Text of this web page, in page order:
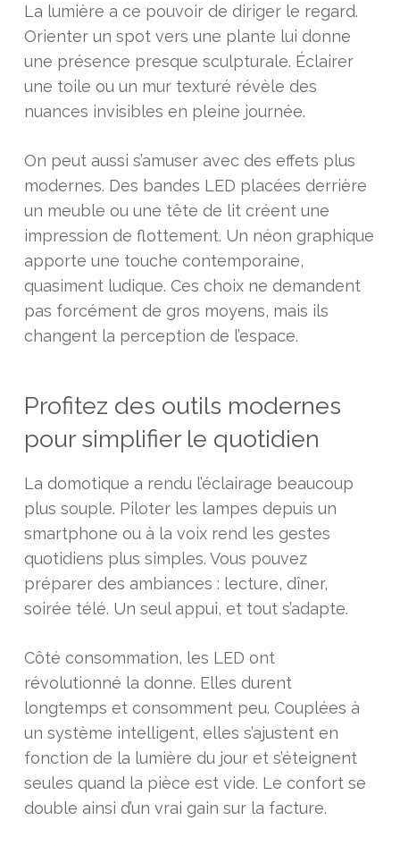
La lumière a ce pouvoir de diriger le regard.
Orienter un spot vers une plante lui donne
une présence presque sculpturale. Éclairer
une toile ou un mur texturé révèle des
nuances invisibles en pleine journée.
On peut aussi s’amuser avec des effets plus
modernes. Des bandes LED placées derrière
un meuble ou une tête de lit créent une
impression de flottement. Un néon graphique
apporte une touche contemporaine,
quasiment ludique. Ces choix ne demandent
pas forcément de gros moyens, mais ils
changent la perception de l’espace.
Profitez des outils modernes
pour simplifier le quotidien
La domotique a rendu l’éclairage beaucoup
plus souple. Piloter les lampes depuis un
smartphone ou à la voix rend les gestes
quotidiens plus simples. Vous pouvez
préparer des ambiances : lecture, dîner,
soirée télé. Un seul appui, et tout s’adapte.
Côté consommation, les LED ont
révolutionné la donne. Elles durent
longtemps et consomment peu. Couplées à
un système intelligent, elles s’ajustent en
fonction de la lumière du jour et s’éteignent
seules quand la pièce est vide. Le confort se
double ainsi d’un vrai gain sur la facture.